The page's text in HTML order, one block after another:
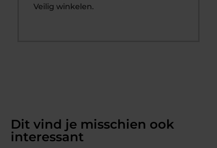
Veilig winkelen.
Dit vind je misschien ook
interessant